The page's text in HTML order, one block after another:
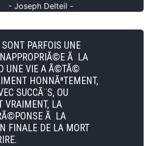
- Joseph Delteil -
PARFOIS UNE
Ã LA
UNE VIE A Ã©TÃ©
HONNÃªTEMENT,
SUCCÃ¨S, OU
VRAIMENT, LA
Ã LA
FINALE DE LA MORT